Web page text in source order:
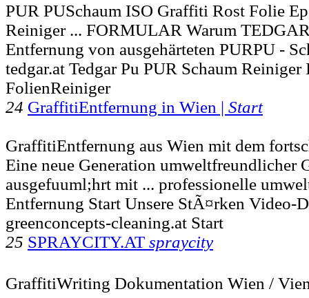
PUR PUSchaum ISO Graffiti Rost Folie
Reiniger ... FORMULAR Warum
Entfernung von ausgehärteten PURPU -
tedgar.at Tedgar Pu PUR Schaum
FolienReiniger
24 GraffitiEntfernung in Wien | Start
GraffitiEntfernung aus Wien mit dem
Eine neue Generation umweltfreundlicher
ausgefuuml;hrt mit ... professionelle
Entfernung Start Unsere StÃ¤rken Video-
greenconcepts-cleaning.at Start
25 SPRAYCITY.AT spraycity
GraffitiWriting Dokumentation Wien /